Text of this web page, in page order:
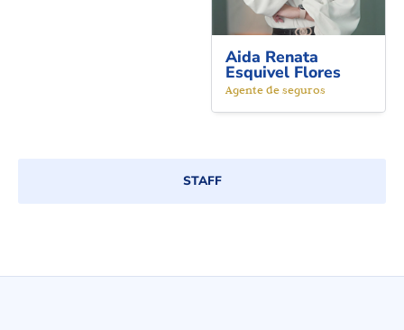
STAFF
Aida Renata
Esquivel Flores
Agente de seguros